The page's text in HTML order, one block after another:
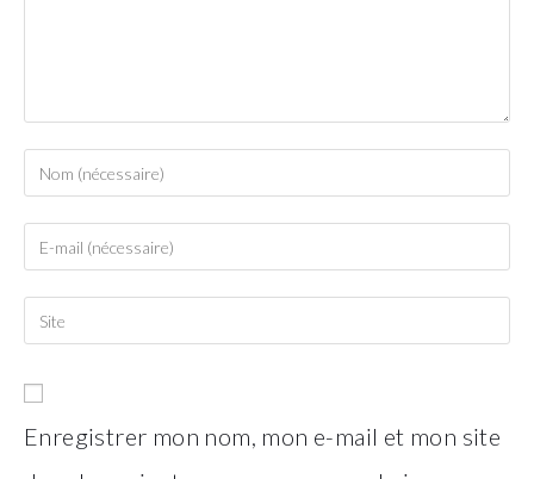
your
name
comment
your
email
address
comment
l’URL
votre
site
Enregistrer mon nom, mon e-mail et mon site